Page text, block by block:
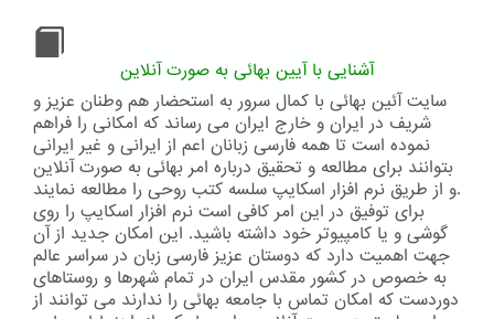
آشنایی با آیین بهائی به صورت آنلاین
سایت آئین بهائی با کمال سرور به استحضار هم وطنان عزیز و
شریف در ایران و خارج ایران می رساند که امکانی را فراهم
نموده است تا همه فارسی زبانان اعم از ایرانی و غیر ایرانی
بتوانند برای مطالعه و تحقیق درباره امر بهائی به صورت آنلاین
و از طریق نرم افزار اسکایپ سلسه کتب روحی را مطالعه نمایند.
برای توفیق در این امر کافی است نرم افزار اسکایپ را روی
گوشی و یا کامپیوتر خود داشته باشید. این امکان جدید از آن
جهت اهمیت دارد که دوستان عزیز فارسی زبان در سراسر عالم
به خصوص در کشور مقدس ایران در تمام شهرها و روستاهای
دوردست که امکان تماس با جامعه بهائی را ندارند می توانند از